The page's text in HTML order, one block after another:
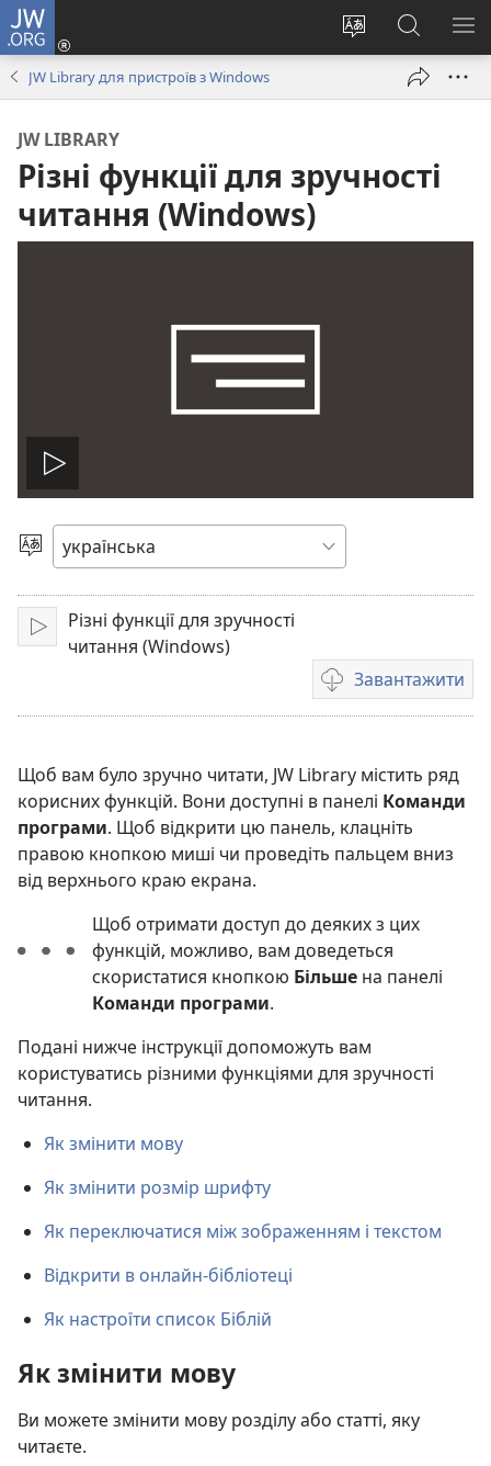
JW.ORG
Змінити
Увійти
(відкривається
Пошук
на
сайті
JW Library для пристроїв з Windows
JW LIBRARY
Різні функції для зручності
читання (Windows)
Відтворити
відео
Вибрати
мову
Відтворити
Різні функції для зручності
читання (Windows)
Завантажити
Параметри
завантаження
Щоб вам було зручно читати, JW Library містить ряд
корисних функцій. Вони доступні в панелі Команди
програми. Щоб відкрити цю панель, клацніть
правою кнопкою миші чи проведіть пальцем вниз
від верхнього краю екрана.
Щоб отримати доступ до деяких з цих
функцій, можливо, вам доведеться
скористатися кнопкою Більше на панелі
Команди програми.
Подані нижче інструкції допоможуть вам
користуватись різними функціями для зручності
читання.
Як змінити мову
Як змінити розмір шрифту
Як переключатися між зображенням і текстом
Відкрити в онлайн-бібліотеці
Як настроїти список Біблій
Як змінити мову
Ви можете змінити мову розділу або статті, яку
читаєте.